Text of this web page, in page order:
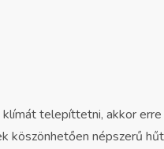
telepíttetni, akkor
népszerű